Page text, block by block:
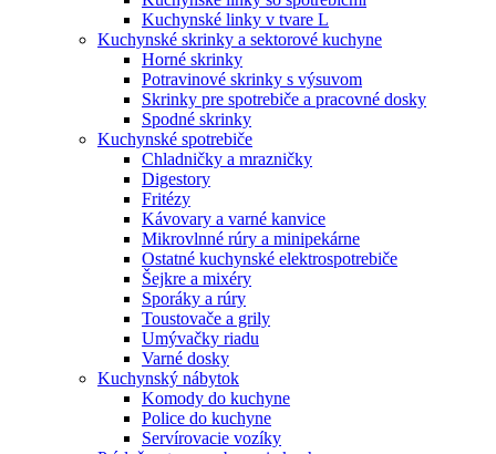
Kuchynské linky v tvare L
Kuchynské skrinky a sektorové kuchyne
Horné skrinky
Potravinové skrinky s výsuvom
Skrinky pre spotrebiče a pracovné dosky
Spodné skrinky
Kuchynské spotrebiče
Chladničky a mrazničky
Digestory
Fritézy
Kávovary a varné kanvice
Mikrovlnné rúry a minipekárne
Ostatné kuchynské elektrospotrebiče
Šejkre a mixéry
Sporáky a rúry
Toustovače a grily
Umývačky riadu
Varné dosky
Kuchynský nábytok
Komody do kuchyne
Police do kuchyne
Servírovacie vozíky